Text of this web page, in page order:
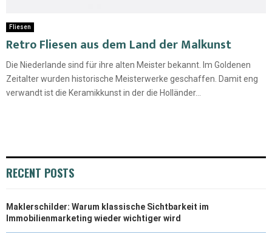
Fliesen
Retro Fliesen aus dem Land der Malkunst
Die Niederlande sind für ihre alten Meister bekannt. Im Goldenen
Zeitalter wurden historische Meisterwerke geschaffen. Damit eng
verwandt ist die Keramikkunst in der die Holländer...
RECENT POSTS
Maklerschilder: Warum klassische Sichtbarkeit im
Immobilienmarketing wieder wichtiger wird